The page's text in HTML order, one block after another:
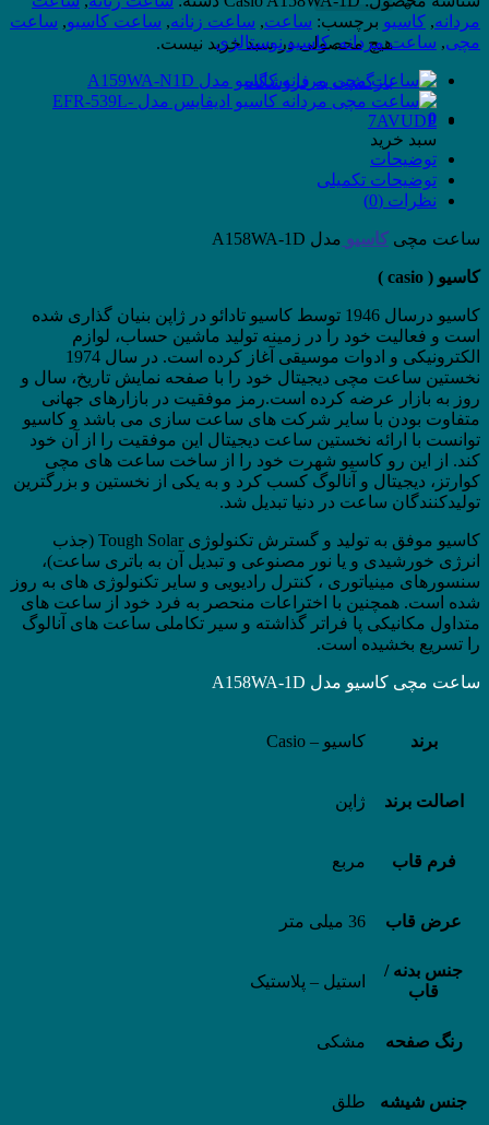
هیچ محصولی در سبد خرید نیست.
بازگشت به فروشگاه
0
سبد خرید
مدل
A158WA-
1D
عدد
مردانه, کاسیو برچسب: ساعت, ساعت زنانه, ساعت کاسیو, ساعت
مچی, ساعت مردانه,کاسیو نوستالژی
توضیحات
توضیحات تکمیلی
نظرات (0)
ساعت مچی کاسیو مدل A158WA-1D
کاسیو ( casio )
کاسیو درسال 1946 توسط کاسیو تادائو در ژاپن بنیان گذاری شده
است و فعالیت خود را در زمینه تولید ماشین حساب، لوازم
الکترونیکی و ادوات موسیقی آغاز کرده است. در سال 1974
نخستین ساعت مچی دیجیتال خود را با صفحه نمایش تاریخ، سال و
روز به بازار عرضه کرده است.رمز موفقیت در بازارهای جهانی
متفاوت بودن با سایر شرکت های ساعت سازی می باشد و کاسیو
توانست با ارائه نخستین ساعت دیجیتال این موفقیت را از آن خود
کند. از این رو کاسیو شهرت خود را از ساخت ساعت های مچی
کوارتز، دیجیتال و آنالوگ کسب کرد و به یکی از نخستین و بزرگترین
تولیدکنندگان ساعت در دنیا تبدیل شد.
کاسیو موفق به تولید و گسترش تکنولوژی Tough Solar (جذب
انرژی خورشیدی و یا نور مصنوعی و تبدیل آن به باتری ساعت)،
سنسورهای مینیاتوری ، کنترل رادیویی و سایر تکنولوژی های به روز
شده است. همچنین با اختراعات منحصر به فرد خود از ساعت های
متداول مکانیکی پا فراتر گذاشته و سیر تکاملی ساعت های آنالوگ
را تسریع بخشیده است.
ساعت مچی کاسیو مدل A158WA-1D
برند کاسیو – Casio
اصالت برند ژاپن
فرم قاب مربع
عرض قاب 36 میلی متر
جنس بدنه /
قاب
استیل – پلاستیک
رنگ صفحه مشکی
جنس شیشه طلق